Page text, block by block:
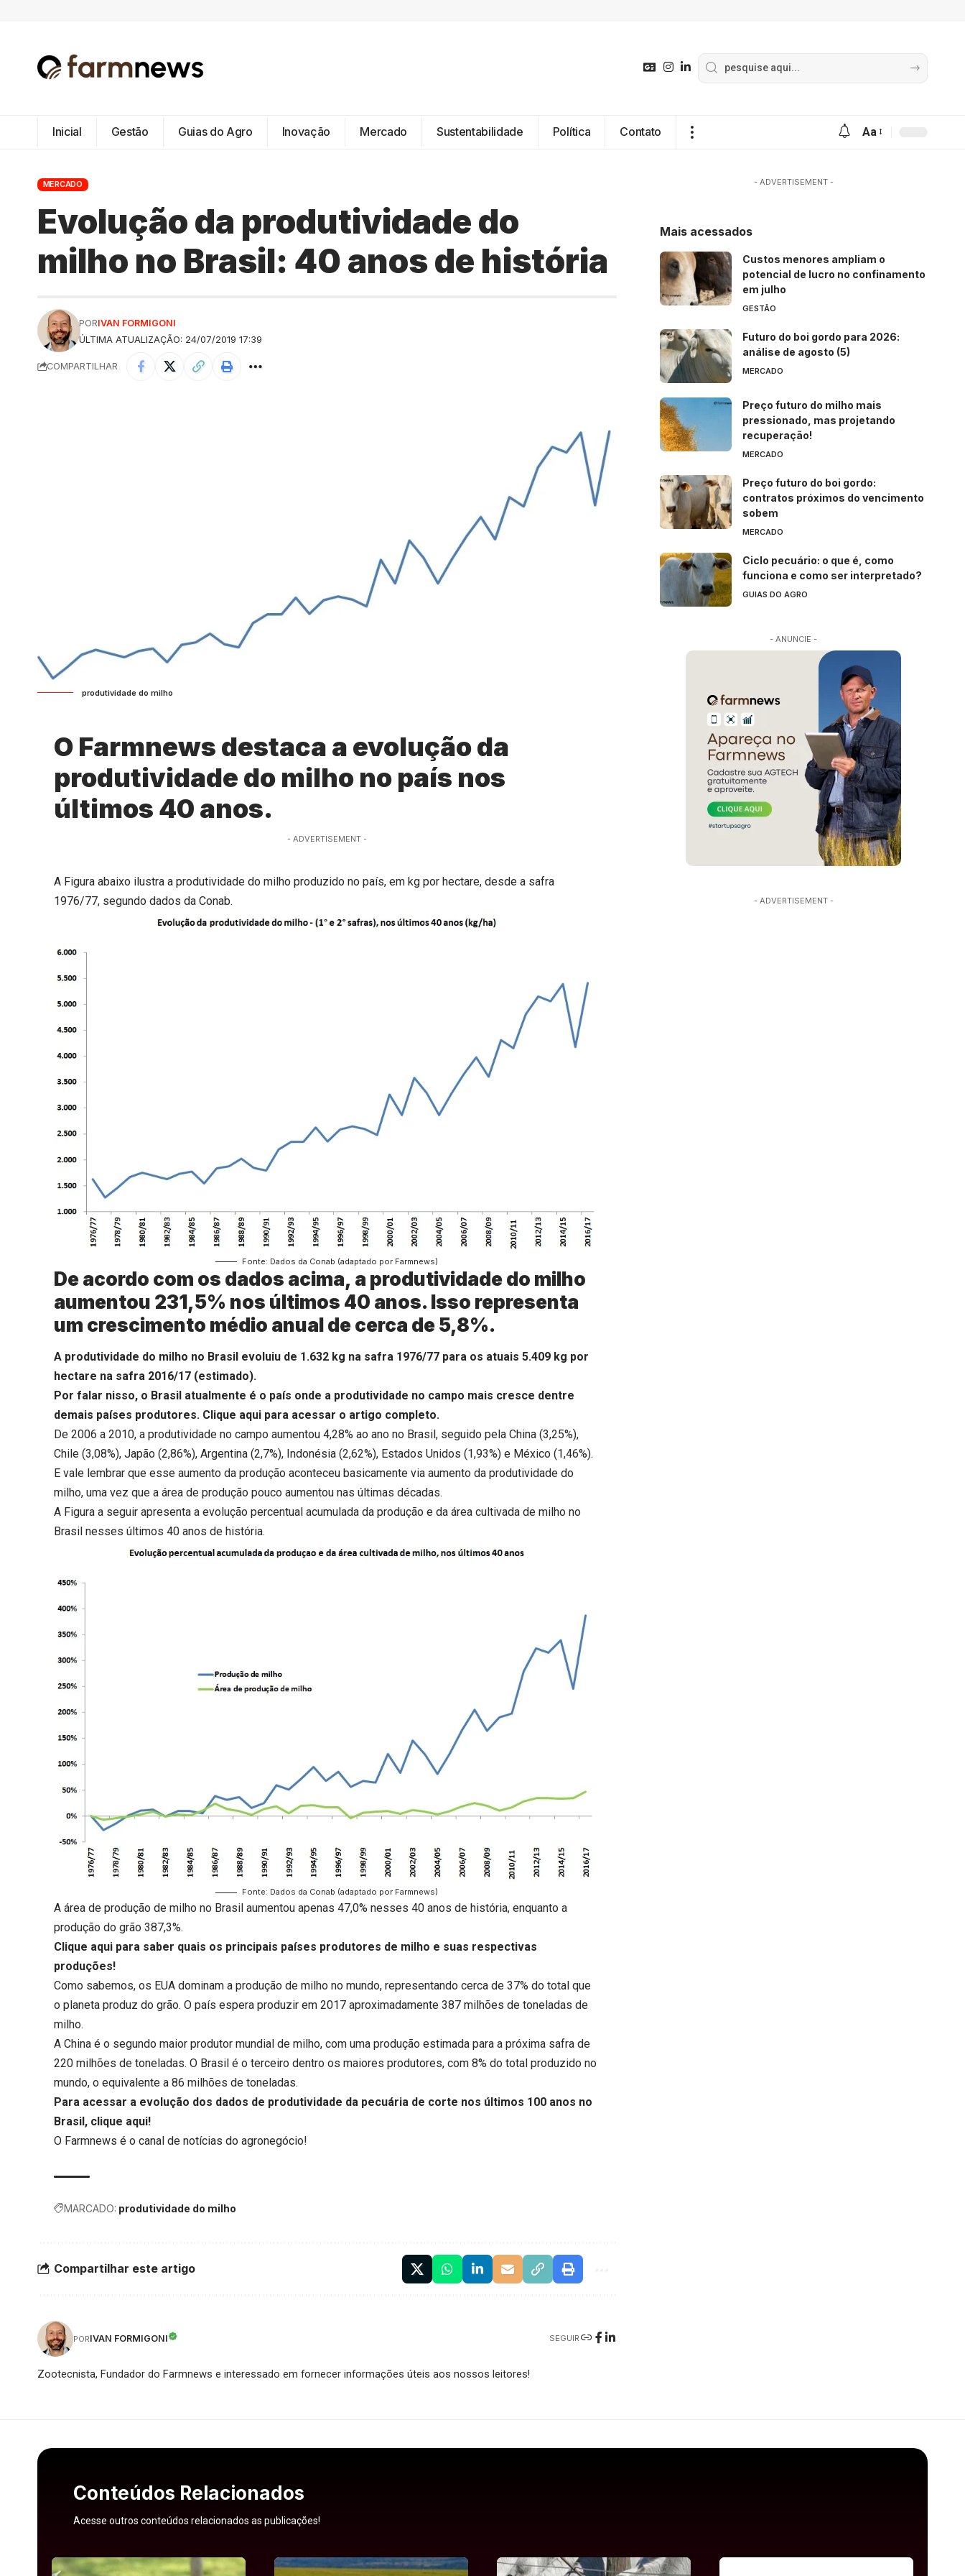
Inicial Gestão Guias do Agro Inovação Mercado Sustentabilidade Política Contato Aa
MERCADO
Evolução da produtividade do
milho no Brasil: 40 anos de história
ÚLTIMA ATUALIZAÇÃO: 24/07/2019 17:39
PORIVAN FORMIGONI
COMPARTILHAR
produtividade do milho
O Farmnews destaca a evolução da
produtividade do milho no país nos
últimos 40 anos.
- ADVERTISEMENT -
A Figura abaixo ilustra a produtividade do milho produzido no país, em kg por hectare, desde a safra
1976/77, segundo dados da Conab.
Fonte: Dados da Conab (adaptado por Farmnews)
De acordo com os dados acima, a produtividade do milho
aumentou 231,5% nos últimos 40 anos. Isso representa
um crescimento médio anual de cerca de 5,8%.
A produtividade do milho no Brasil evoluiu de 1.632 kg na safra 1976/77 para os atuais 5.409 kg por
hectare na safra 2016/17 (estimado).
Por falar nisso, o Brasil atualmente é o país onde a produtividade no campo mais cresce dentre
demais países produtores. Clique aqui para acessar o artigo completo.
De 2006 a 2010, a produtividade no campo aumentou 4,28% ao ano no Brasil, seguido pela China (3,25%),
Chile (3,08%), Japão (2,86%), Argentina (2,7%), Indonésia (2,62%), Estados Unidos (1,93%) e México (1,46%).
E vale lembrar que esse aumento da produção aconteceu basicamente via aumento da produtividade do
milho, uma vez que a área de produção pouco aumentou nas últimas décadas.
A Figura a seguir apresenta a evolução percentual acumulada da produção e da área cultivada de milho no
Brasil nesses últimos 40 anos de história.
Fonte: Dados da Conab (adaptado por Farmnews)
A área de produção de milho no Brasil aumentou apenas 47,0% nesses 40 anos de história, enquanto a
produção do grão 387,3%.
Clique aqui para saber quais os principais países produtores de milho e suas respectivas
produções!
Como sabemos, os EUA dominam a produção de milho no mundo, representando cerca de 37% do total que
o planeta produz do grão. O país espera produzir em 2017 aproximadamente 387 milhões de toneladas de
milho.
A China é o segundo maior produtor mundial de milho, com uma produção estimada para a próxima safra de
220 milhões de toneladas. O Brasil é o terceiro dentro os maiores produtores, com 8% do total produzido no
mundo, o equivalente a 86 milhões de toneladas.
Para acessar a evolução dos dados de produtividade da pecuária de corte nos últimos 100 anos no
Brasil, clique aqui!
O Farmnews é o canal de notícias do agronegócio!
MARCADO: produtividade do milho
Compartilhar este artigo
PORIVAN FORMIGONI SEGUIR
Zootecnista, Fundador do Farmnews e interessado em fornecer informações úteis aos nossos leitores!
- ADVERTISEMENT -
Mais acessados
Custos menores ampliam o
potencial de lucro no confinamento
em julho
GESTÃO
Futuro do boi gordo para 2026:
análise de agosto (5)
MERCADO
Preço futuro do milho mais
pressionado, mas projetando
recuperação!
MERCADO
Preço futuro do boi gordo:
contratos próximos do vencimento
sobem
MERCADO
Ciclo pecuário: o que é, como
funciona e como ser interpretado?
GUIAS DO AGRO
- ANUNCIE -
- ADVERTISEMENT -
Conteúdos Relacionados
Acesse outros conteúdos relacionados as publicações!